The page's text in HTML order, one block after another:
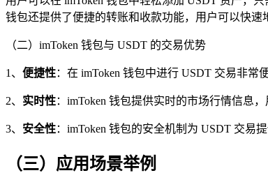
钱包还提供了便捷的转账和收款功能，用户可以快速
（二）imToken 钱包与 USDT 的交易优势
1、 便捷性：在 imToken 钱包中进行 USDT 交易非
2、 实时性：imToken 钱包提供实时的市场行情信息
3、 安全性：imToken 钱包的安全机制为 USDT 交易
（三）应用场景举例